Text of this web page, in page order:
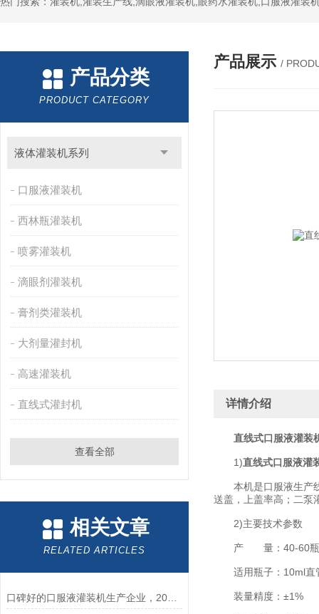
产品分类
PRODUCT CATEGORY
液体灌装机系列
口服液灌装机
西林瓶灌装机
喷雾灌装机
滴眼剂灌装机
膏剂类灌装机
大剂量灌封机
高速灌装机
直线式灌封机
查看全部
相关文章
RELATED ARTICLES
口碑好的口服液灌装机生产企业，2026 选购攻略，海门市远杨制药机械全面解析
产品展示 /
详情介绍
直线式口服液灌装
1)直线式口服液灌
本机是口服液生产线
送盖，上盖率高；二泵
2)主要技术参数
产 量：40-60瓶
适用瓶子：10ml直
装量精度：±1%